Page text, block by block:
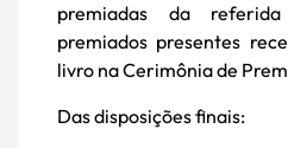
premiadas da
premiados presentes
livro na Cerimônia de
Das disposições finais: